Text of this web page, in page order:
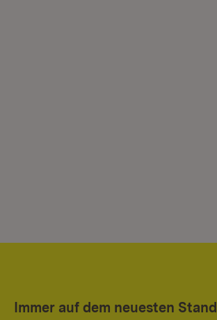
Immer auf dem neuesten Stand